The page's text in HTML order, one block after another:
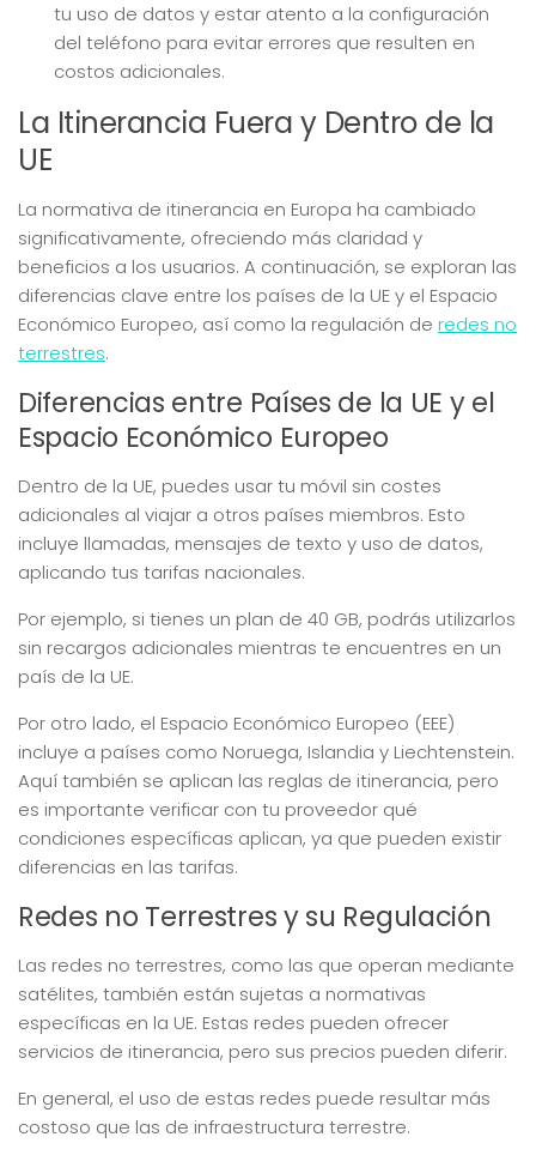
tu uso de datos y estar atento a la configuración
del teléfono para evitar errores que resulten en
costos adicionales.
La Itinerancia Fuera y Dentro de la
UE
La normativa de itinerancia en Europa ha cambiado
significativamente, ofreciendo más claridad y
beneficios a los usuarios. A continuación, se exploran las
diferencias clave entre los países de la UE y el Espacio
Económico Europeo, así como la regulación de redes no
terrestres.
Diferencias entre Países de la UE y el
Espacio Económico Europeo
Dentro de la UE, puedes usar tu móvil sin costes
adicionales al viajar a otros países miembros. Esto
incluye llamadas, mensajes de texto y uso de datos,
aplicando tus tarifas nacionales.
Por ejemplo, si tienes un plan de 40 GB, podrás utilizarlos
sin recargos adicionales mientras te encuentres en un
país de la UE.
Por otro lado, el Espacio Económico Europeo (EEE)
incluye a países como Noruega, Islandia y Liechtenstein.
Aquí también se aplican las reglas de itinerancia, pero
es importante verificar con tu proveedor qué
condiciones específicas aplican, ya que pueden existir
diferencias en las tarifas.
Redes no Terrestres y su Regulación
Las redes no terrestres, como las que operan mediante
satélites, también están sujetas a normativas
específicas en la UE. Estas redes pueden ofrecer
servicios de itinerancia, pero sus precios pueden diferir.
En general, el uso de estas redes puede resultar más
costoso que las de infraestructura terrestre.